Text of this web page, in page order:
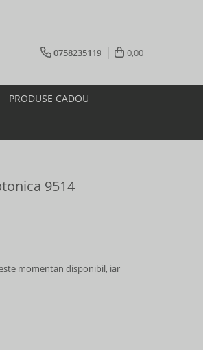
0758235119 0,00
PRODUSE CADOU
9514
momentan disponibil, iar